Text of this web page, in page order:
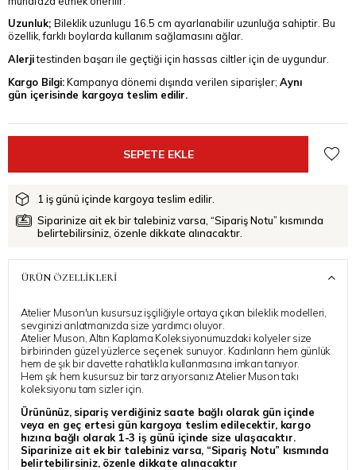
Uzunluk; Bileklik uzunlugu 16.5 cm ayarlanabilir uzunluğa sahiptir. Bu
özellik, farklı boylarda kullanım sağlamasını ağlar.
Alerjitestinden başarı ile geçtiği için hassas ciltler için de uygundur.
Kargo Bilgi:Kampanya dönemi dışında verilen siparişler; Aynı
gün içerisinde kargoya teslim edilir.
1 iş günü içinde kargoya teslim edilir.
Siparinize ait ek bir talebiniz varsa, “Sipariş Notu” kısmında
belirtebilirsiniz, özenle dikkate alınacaktır.
ÜRÜN ÖZELLIKLERI
Atelier Muson'un kusursuz işçiliğiyle ortaya çıkan bileklik modelleri,
sevginizi anlatmanızda size yardımcı oluyor.
Atelier Muson, Altın Kaplama Koleksiyonumuzdaki kolyeler size
birbirinden güzel yüzlerce seçenek sunuyor. Kadınların hem günlük
hem de şık bir davette rahatlıkla kullanmasına imkan tanıyor.
Hem şık hem kusursuz bir tarz arıyorsanız Atelier Muson takı
koleksiyonu tam sizler için.
Ürününüz, sipariş verdiğiniz saate bağlı olarak gün içinde
veya en geç ertesi gün kargoya teslim edilecektir, kargo
hızına bağlı olarak 1-3 iş günü içinde size ulaşacaktır.
Siparinize ait ek bir talebiniz varsa, “Sipariş Notu” kısmında
belirtebilirsiniz, özenle dikkate alınacaktır